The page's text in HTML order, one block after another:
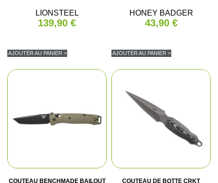
LIONSTEEL
139,90 €
AJOUTER AU PANIER >
HONEY BADGER
43,90 €
AJOUTER AU PANIER >
COUTEAU BENCHMADE BAILOUT
COUTEAU DE BOTTE CRKT